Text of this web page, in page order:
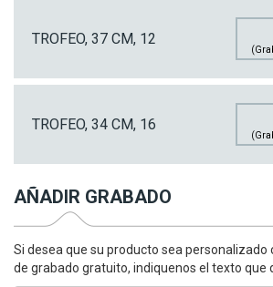
TROFEO, 37 CM, 12
TROFEO, 34 CM, 16
AÑADIR GRABADO
Si desea que su producto sea personalizado
de grabado gratuito, indiquenos el texto que